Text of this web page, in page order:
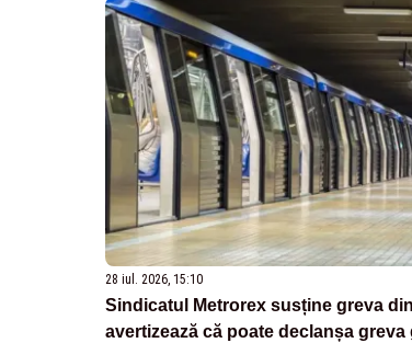
28 iul. 2026, 15:10
Sindicatul Metrorex susține greva
avertizează că poate declanșa greva